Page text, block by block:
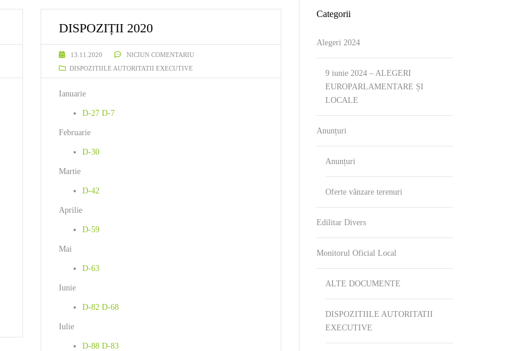
DISPOZIȚII 2020
13.11.2020
NICIUN COMENTARIU
DISPOZITIILE AUTORITATII EXECUTIVE
Ianuarie
D-27 D-7
Februarie
D-30
Martie
D-42
Aprilie
D-59
Mai
D-63
Iunie
D-82 D-68
Iulie
D-88 D-83
Categorii
Alegeri 2024
9 iunie 2024 – ALEGERI
EUROPARLAMENTARE ȘI
LOCALE
Anunțuri
Anunțuri
Oferte vânzare terenuri
Edilitar Divers
Monitorul Oficial Local
ALTE DOCUMENTE
DISPOZITIILE AUTORITATII
EXECUTIVE